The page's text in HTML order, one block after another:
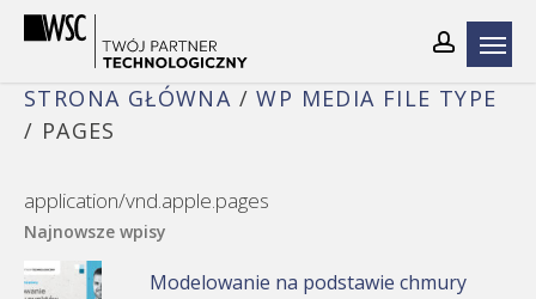
Skip
content
STRONA GŁÓWNA /WP MEDIA FILE TYPE
/ PAGES
application/vnd.apple.pages
Najnowsze wpisy
Modelowanie na podstawie chmury